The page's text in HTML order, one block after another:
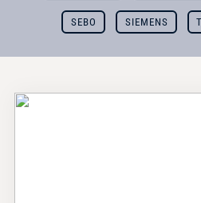
SEBO SIEMENS